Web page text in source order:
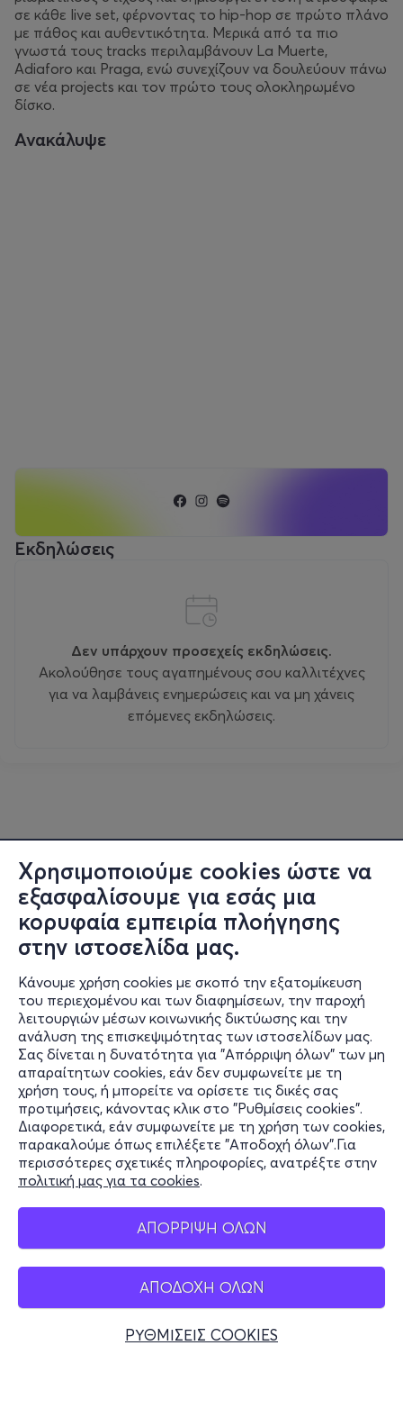
Χρησιμοποιούμε cookies ώστε να
εξασφαλίσουμε για εσάς μια
κορυφαία εμπειρία πλοήγησης
στην ιστοσελίδα μας.
Κάνουμε χρήση cookies με σκοπό την εξατομίκευση
του περιεχομένου και των διαφημίσεων, την παροχή
λειτουργιών μέσων κοινωνικής δικτύωσης και την
ανάλυση της επισκεψιμότητας των ιστοσελίδων μας.
Σας δίνεται η δυνατότητα για "Απόρριψη όλων" των μη
απαραίτητων cookies, εάν δεν συμφωνείτε με τη
χρήση τους, ή μπορείτε να ορίσετε τις δικές σας
προτιμήσεις, κάνοντας κλικ στο "Ρυθμίσεις cookies".
Διαφορετικά, εάν συμφωνείτε με τη χρήση των cookies,
παρακαλούμε όπως επιλέξετε "Αποδοχή όλων".Για
περισσότερες σχετικές πληροφορίες, ανατρέξτε στην
πολιτική μας για τα cookies.
ΑΠΟΡΡΙΨΗ ΟΛΩΝ
ΑΠΟΔΟΧΗ ΟΛΩΝ
ΡΥΘΜΙΣΕΙΣ COOKIES
σε κάθε live set, φέρνοντας το hip‑hop σε πρώτο πλάνο
με πάθος και αυθεντικότητα. Μερικά από τα πιο
γνωστά τους tracks περιλαμβάνουν La Muerte,
Adiaforo και Praga, ενώ συνεχίζουν να δουλεύουν πάνω
σε νέα projects και τον πρώτο τους ολοκληρωμένο
δίσκο.
Ανακάλυψε
Εκδηλώσεις
Δεν υπάρχουν προσεχείς εκδηλώσεις.
Ακολούθησε τους αγαπημένους σου καλλιτέχνες
για να λαμβάνεις ενημερώσεις και να μη χάνεις
επόμενες εκδηλώσεις.
Πληροφορίες
Υποστήριξη
Stay Connected
Mobile app